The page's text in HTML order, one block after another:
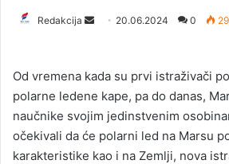
Redakcija
d
a
n
e
m
20.06.2024 0
Od vremena kada su prvi istraživači
polarne ledene kape, pa do danas,
naučnike svojim jedinstvenim
očekivali da će polarni led na Marsu
karakteristike kao i na Zemlji, nova